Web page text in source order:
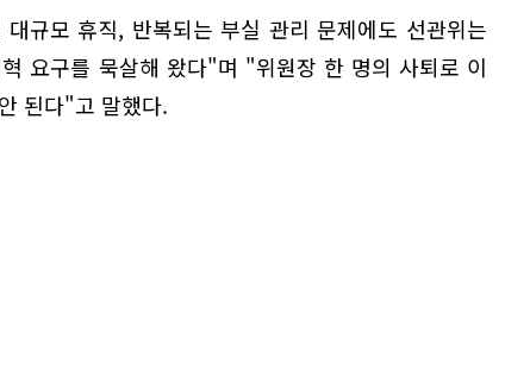
규모 휴직, 반복되는 부실 관리 문제에도 선관위는
요구를 묵살해 왔다"며 "위원장 한 명의 사퇴로 이
된다"고 말했다.